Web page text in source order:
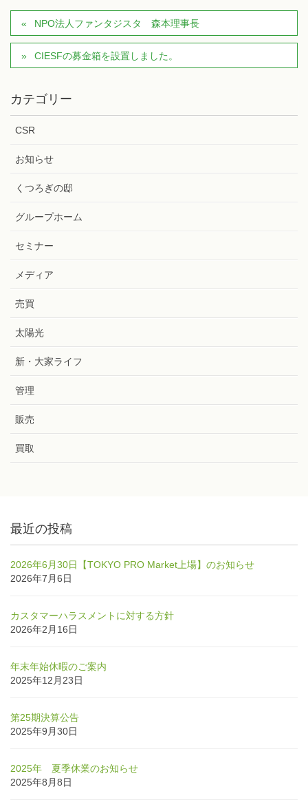
NPO法人ファンタジスタ 森本理事長
CIESFの募金箱を設置しました。
カテゴリー
CSR
お知らせ
くつろぎの邸
グループホーム
セミナー
メディア
売買
太陽光
新・大家ライフ
管理
販売
買取
最近の投稿
2026年6月30日【TOKYO PRO Market上場】のお知らせ
2026年7月6日
カスタマーハラスメントに対する方針
2026年2月16日
年末年始休暇のご案内
2025年12月23日
第25期決算公告
2025年9月30日
2025年 夏季休業のお知らせ
2025年8月8日